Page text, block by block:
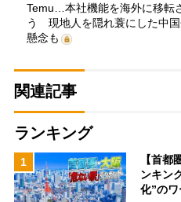
Temu…本社機能を海外に移転
う 現地人を隠れ蓑にした中
懸念も
関連記事
ランキング
1
【首都
ンキン
化”の